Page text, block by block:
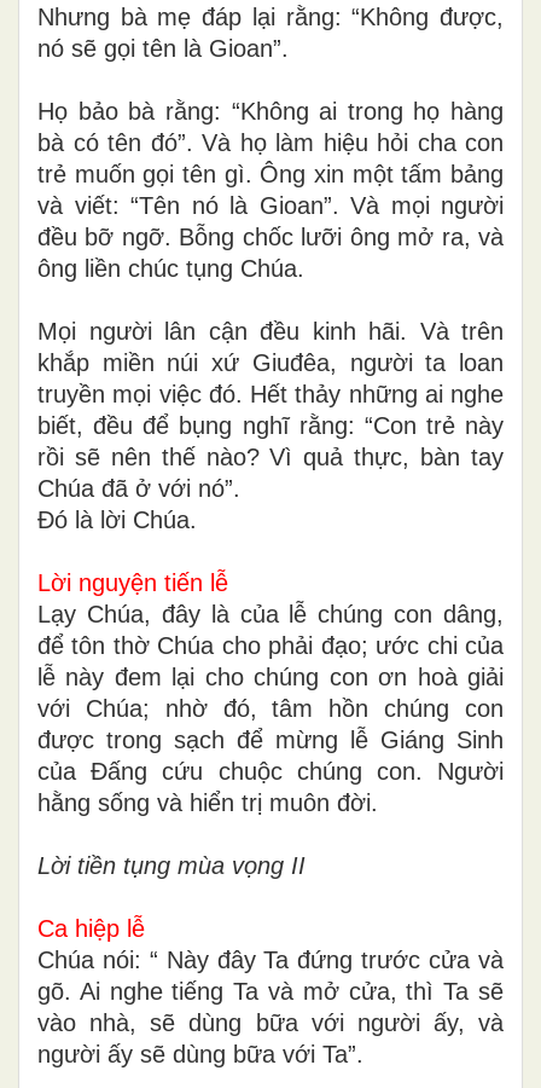
Nhưng bà mẹ đáp lại rằng: “Không được,
nó sẽ gọi tên là Gioan”.
Họ bảo bà rằng: “Không ai trong họ hàng
bà có tên đó”. Và họ làm hiệu hỏi cha con
trẻ muốn gọi tên gì. Ông xin một tấm bảng
và viết: “Tên nó là Gioan”. Và mọi người
đều bỡ ngỡ. Bỗng chốc lưỡi ông mở ra, và
ông liền chúc tụng Chúa.
Mọi người lân cận đều kinh hãi. Và trên
khắp miền núi xứ Giuđêa, người ta loan
truyền mọi việc đó. Hết thảy những ai nghe
biết, đều để bụng nghĩ rằng: “Con trẻ này
rồi sẽ nên thế nào? Vì quả thực, bàn tay
Chúa đã ở với nó”.
Ðó là lời Chúa.
Lời nguyện tiến lễ
Lạy Chúa, đây là của lễ chúng con dâng,
để tôn thờ Chúa cho phải đạo; ước chi của
lễ này đem lại cho chúng con ơn hoà giải
với Chúa; nhờ đó, tâm hồn chúng con
được trong sạch để mừng lễ Giáng Sinh
của Ðấng cứu chuộc chúng con. Người
hằng sống và hiển trị muôn đời.
Lời tiền tụng mùa vọng II
Ca hiệp lễ
Chúa nói: “ Này đây Ta đứng trước cửa và
gõ. Ai nghe tiếng Ta và mở cửa, thì Ta sẽ
vào nhà, sẽ dùng bữa với người ấy, và
người ấy sẽ dùng bữa với Ta”.